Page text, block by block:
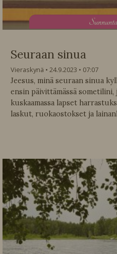
S
Seuraan sinua
Vieraskynä 24.9.2023
07:07
Jeesus, minä seuraan sinua
ensin päivittämässä sometilini,
kuskaamassa lapset
laskut, ruokaostokset ja